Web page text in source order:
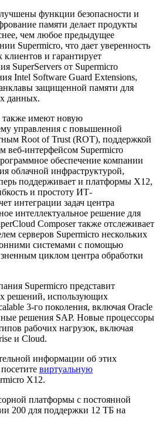
функции безопасности и
памяти делает продукты
чем любое предыдущее
Supermicro, что дает уверенность
и гарантирует
SuperServers от Supermicro
Intel Software Guard Extensions,
защищенной памяти для
данных.
также имеют новую
управления с повышенной
Root of Trust (ROT), поддержкой
веб-интерфейсом Supermicro
обеспечение компании
облачной инфраструктурой,
поддерживает и платформы X12,
и простоту ИТ-
интеграции задач центра
интеллектуальное решение для
Composer также отслеживает
серверов Supermicro нескольких
системами с помощью
циклом центра обработки
Supermicro представит
решений, использующих
3-го поколения, включая Oracle
решения SAP. Новые процессоры
рабочих нагрузок, включая
и Cloud.
информации об этих
виртуальную
X12.
платформы с постоянной
200 для поддержки 12 ТБ на